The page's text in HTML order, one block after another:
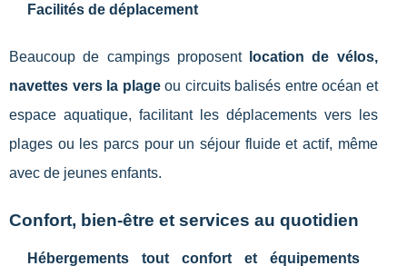
Facilités de déplacement
Beaucoup de campings proposent
location de vélos,
navettes vers la plageou circuits balisés entre océan et
espace aquatique, facilitant les déplacements vers les
plages ou les parcs pour un séjour fluide et actif, même
avec de jeunes enfants.
Confort, bien-être et services au quotidien
Hébergements tout confort et équipements